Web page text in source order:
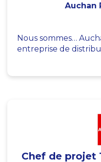
Auchan
Nous sommes…
entreprise de
Chef de projet